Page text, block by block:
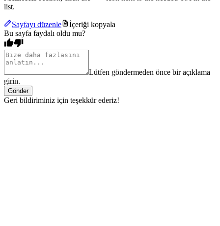
list.
Sayfayı düzenle
İçeriği kopyala
Bu sayfa faydalı oldu mu?
Lütfen göndermeden önce bir açıklama
girin.
Gönder
Geri bildiriminiz için teşekkür ederiz!